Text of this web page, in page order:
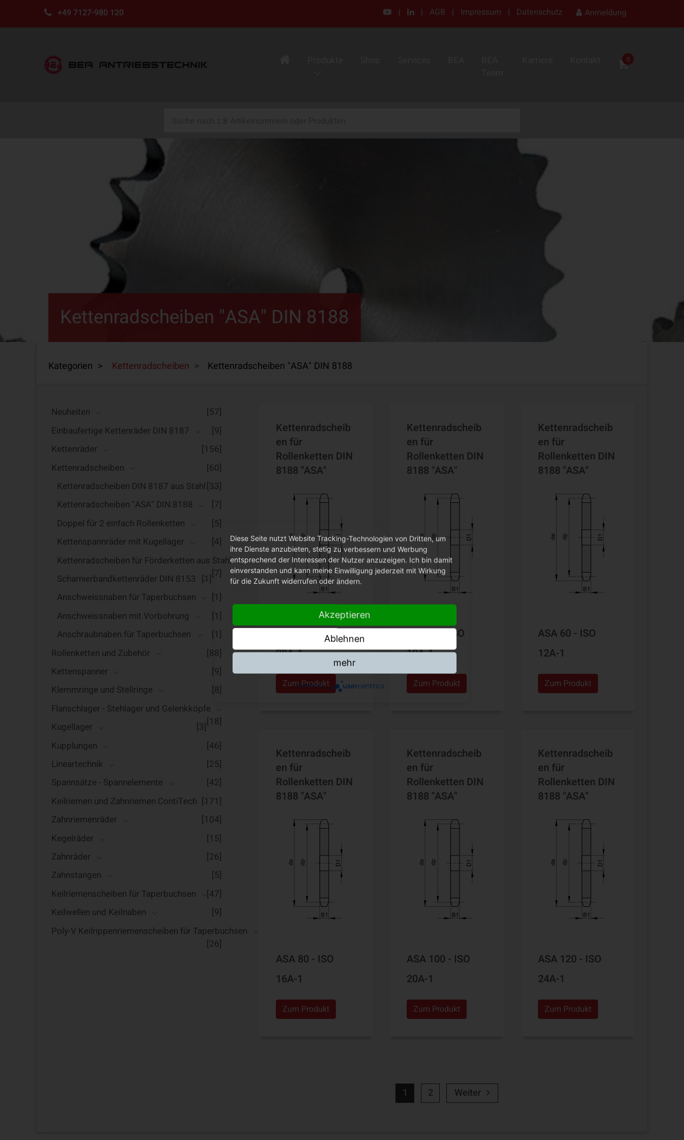
+49 7127-980 120 | | AGB | Impressum | Datenschutz Anmeldung
0
Kettenradscheiben "ASA" DIN 8188
Kategorien > Kettenradscheiben > Kettenradscheiben "ASA" DIN 8188
Kettenradscheib
en für
Rollenketten DIN
8188 "ASA"
ASA 40 - ISO
08A-1
Zum Produkt
Kettenradscheib
en für
Rollenketten DIN
8188 "ASA"
ASA 50 - ISO
10A-1
Zum Produkt
Kettenradscheib
en für
Rollenketten DIN
8188 "ASA"
ASA 60 - ISO
12A-1
Zum Produkt
Kettenradscheib
en für
Rollenketten DIN
8188 "ASA"
ASA 80 - ISO
16A-1
Zum Produkt
Kettenradscheib
en für
Rollenketten DIN
8188 "ASA"
ASA 100 - ISO
20A-1
Zum Produkt
Kettenradscheib
en für
Rollenketten DIN
8188 "ASA"
ASA 120 - ISO
24A-1
Zum Produkt
1 2 Weiter
Neuheiten
[57]
Einbaufertige Kettenräder DIN 8187
[9]
Kettenräder
[156]
Kettenradscheiben
[60]
Kettenradscheiben DIN 8187 aus Stahl[33]
Kettenradscheiben "ASA" DIN 8188
[7]
Doppel für 2 einfach Rollenketten
[5]
Kettenspannräder mit Kugellager
[4]
Kettenradscheiben für Förderketten aus Stahl
[7]
Scharnierbandkettenräder DIN 8153 [1]
Anschweissnaben für Taperbuchsen
[1]
Anschweissnaben mit Vorbohrung
[1]
Anschraubnaben für Taperbuchsen
[1]
Rollenketten und Zubehör
[88]
Kettenspanner
[9]
Klemmringe und Stellringe
[8]
Flanschlager - Stehlager und Gelenkköpfe
[18]
Kugellager
[3]
Kupplungen
[46]
Lineartechnik
[25]
Spannsätze - Spannelemente
[42]
Keilriemen und Zahnriemen ContiTech [171]
Zahnriemenräder
[104]
Kegelräder
[15]
Zahnräder
[26]
Zahnstangen
[5]
Keilriemenscheiben für Taperbuchsen
[47]
Keilwellen und Keilnaben
[9]
Poly-V Keilrippenriemenscheiben für Taperbuchsen
[26]
Diese Seite nutzt Website Tracking-Technologien von Dritten, um
ihre Dienste anzubieten, stetig zu verbessern und Werbung
entsprechend der Interessen der Nutzer anzuzeigen. Ich bin damit
einverstanden und kann meine Einwilligung jederzeit mit Wirkung
für die Zukunft widerrufen oder ändern.
Akzeptieren
Ablehnen
mehr
Powered by